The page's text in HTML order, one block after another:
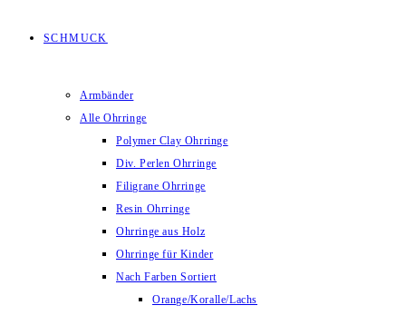
SCHMUCK
Armbänder
Alle Ohrringe
Polymer Clay Ohrringe
Div. Perlen Ohrringe
Filigrane Ohrringe
Resin Ohrringe
Ohrringe aus Holz
Ohrringe für Kinder
Nach Farben Sortiert
Orange/Koralle/Lachs